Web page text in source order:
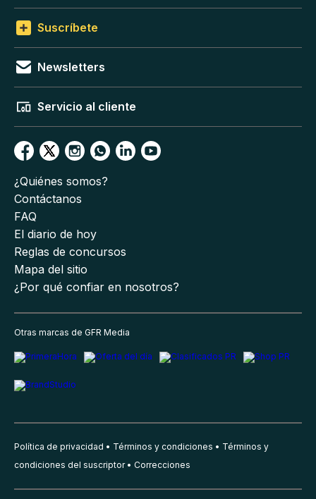
Suscríbete
Newsletters
Servicio al cliente
¿Quiénes somos?
Contáctanos
FAQ
El diario de hoy
Reglas de concursos
Mapa del sitio
¿Por qué confiar en nosotros?
Otras marcas de GFR Media
Política de privacidad Términos y condiciones
Términos y
condiciones del suscriptor
Correcciones